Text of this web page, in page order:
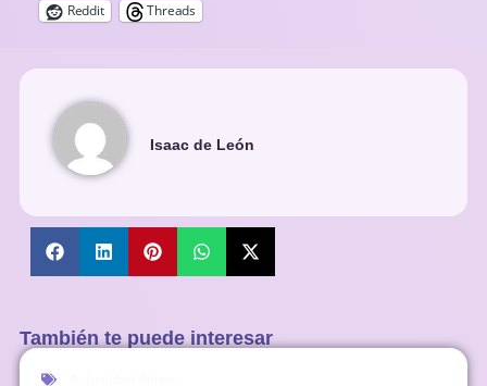
Reddit Threads
Isaac de León
También te puede interesar